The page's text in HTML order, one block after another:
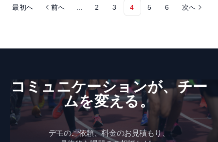
最初へ 前へ 2 3 4 5 6 次へ
コミュニケーションが、​チー
ムを​変える。
デモのご依頼、料金のお見積もり、